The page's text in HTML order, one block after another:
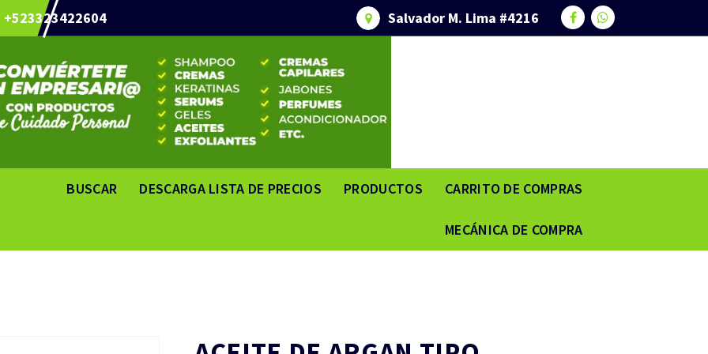
+523323422604 Salvador M. Lima #4216
BUSCAR DESCARGA LISTA DE PRECIOS PRODUCTOS CARRITO DE COMPRAS
MECÁNICA DE COMPRA